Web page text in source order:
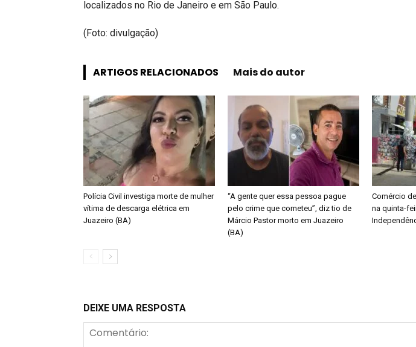
localizados no Rio de Janeiro e em São Paulo.
(Foto: divulgação)
ARTIGOS RELACIONADOS Mais do autor
Polícia Civil investiga morte de mulher
vítima de descarga elétrica em
Juazeiro (BA)
“A gente quer essa pessoa pague
pelo crime que cometeu”, diz tio de
Márcio Pastor morto em Juazeiro
(BA)
Comércio
na quinta-
DEIXE UMA RESPOSTA